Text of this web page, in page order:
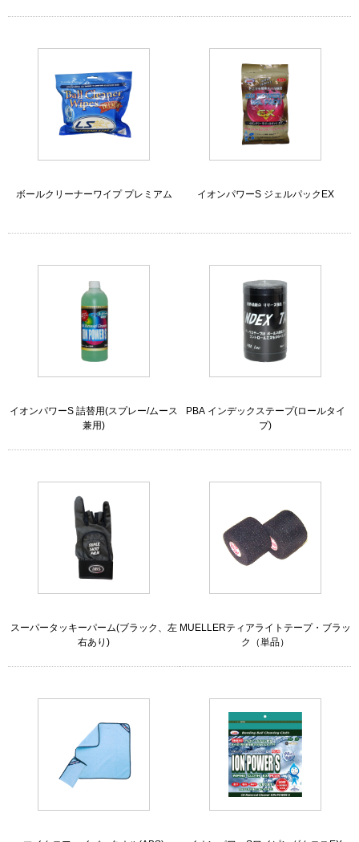
ボールクリーナーワイプ プレミアム イオンパワーS ジェルパックEX
イオンパワーS 詰替用(スプレー/ムース
兼用)
PBA インデックステープ(ロールタイ
プ)
スーパータッキーパーム(ブラック、左
右あり)
MUELLERティアライトテープ・ブラッ
ク（単品）